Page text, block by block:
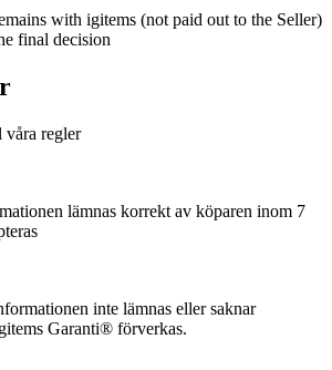
with igitems (not paid out to the Seller)
final decision
våra regler
lämnas korrekt av köparen inom 7
inte lämnas eller saknar
Garanti® förverkas.